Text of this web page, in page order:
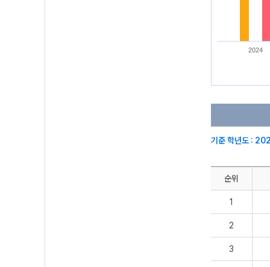
2024
기준 학년도 :
순위
1
2
3